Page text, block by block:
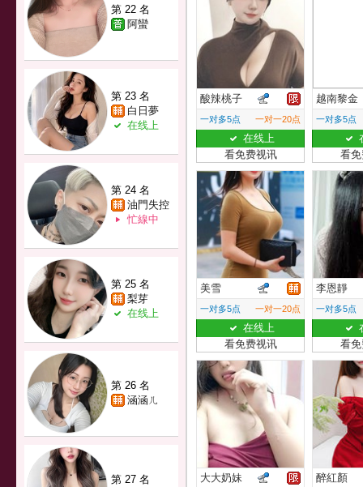
第 22 名
阿蠻
第 23 名
白日夢
在线上
第 24 名
油門失控
忙線中
第 25 名
梨芽
在线上
第 26 名
涵涵ㄦ
第 27 名
酸辣桃子
一对多5点 一对一20点
在线上
看免费视讯
越南黎金
一对多5点
看
美雪
一对多5点 一对一20点
在线上
看免费视讯
李恩靜
一对多5点
看
大大奶妹 醉紅顏